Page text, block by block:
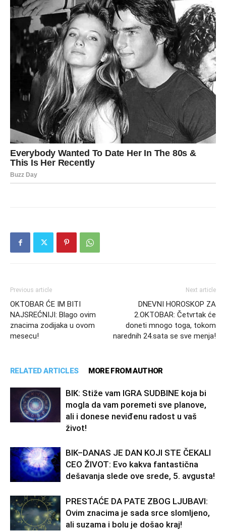
Previous article
OKTOBAR ĆE IM BITI
NAJSREĆNIJI: Blago ovim
znacima zodijaka u ovom
mesecu!
Next article
DNEVNI HOROSKOP ZA
2.OKTOBAR: Četvrtak će
doneti mnogo toga, tokom
narednih 24.sata se sve menja!
RELATED ARTICLES MORE FROM AUTHOR
BIK: Stiže vam IGRA SUDBINE koja bi
mogla da vam poremeti sve planove,
ali i donese neviđenu radost u vaš
život!
BIK–DANAS JE DAN KOJI STE ČEKALI
CEO ŽIVOT: Evo kakva fantastična
dešavanja slede ove srede, 5. avgusta!
PRESTAĆE DA PATE ZBOG LJUBAVI:
Ovim znacima je sada srce slomljeno,
ali suzama i bolu je došao kraj!